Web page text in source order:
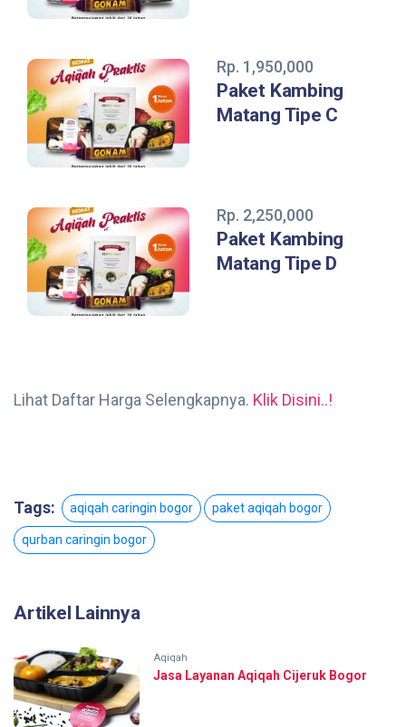
Rp. 1,950,000
Paket Kambing
Matang Tipe C
Rp. 2,250,000
Paket Kambing
Matang Tipe D
Lihat Daftar Harga Selengkapnya. Klik Disini..!
Tags: aqiqah caringin bogor paket aqiqah bogor
qurban caringin bogor
Artikel Lainnya
Aqiqah
Jasa Layanan Aqiqah Cijeruk Bogor